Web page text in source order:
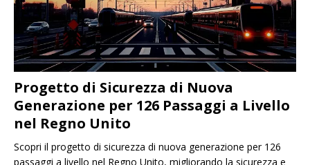
Progetto di Sicurezza di Nuova
Generazione per 126 Passaggi a Livello
nel Regno Unito
Scopri il progetto di sicurezza di nuova generazione per 126
passaggi a livello nel Regno Unito, migliorando la sicurezza e